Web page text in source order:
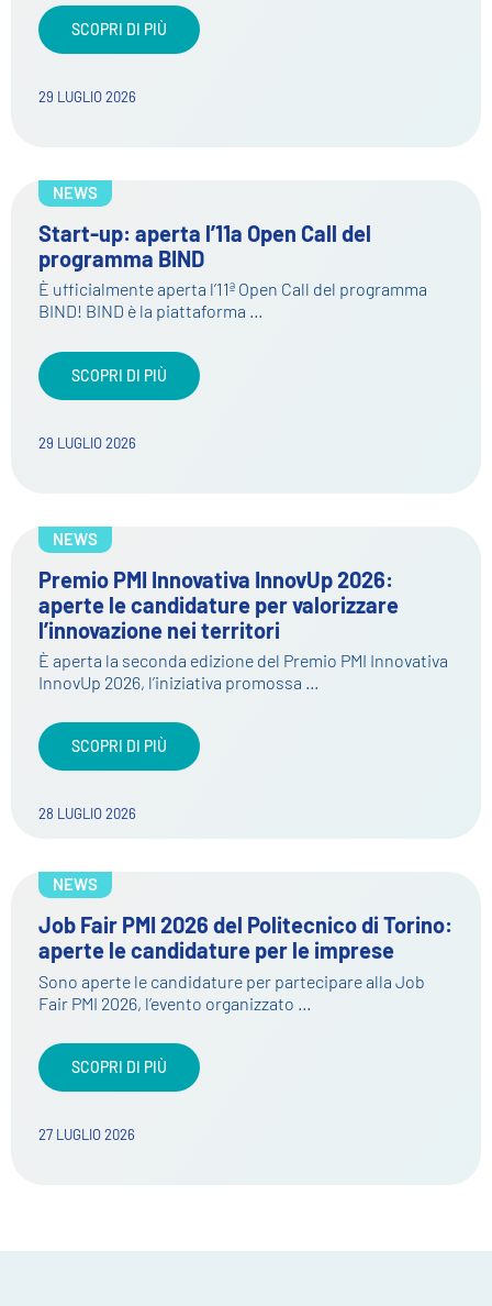
SCOPRI DI PIÙ
29 LUGLIO 2026
NEWS
Start-up: aperta l’11a Open Call del
programma BIND
È ufficialmente aperta l’11ª Open Call del programma
BIND! BIND è la piattaforma …
SCOPRI DI PIÙ
29 LUGLIO 2026
NEWS
Premio PMI Innovativa InnovUp 2026:
aperte le candidature per valorizzare
l’innovazione nei territori
È aperta la seconda edizione del Premio PMI Innovativa
InnovUp 2026, l’iniziativa promossa …
SCOPRI DI PIÙ
28 LUGLIO 2026
NEWS
Job Fair PMI 2026 del Politecnico di Torino:
aperte le candidature per le imprese
Sono aperte le candidature per partecipare alla Job
Fair PMI 2026, l’evento organizzato …
SCOPRI DI PIÙ
27 LUGLIO 2026